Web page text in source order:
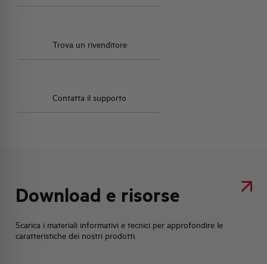
Trova un rivenditore
Contatta il supporto
Download e risorse
Scarica i materiali informativi e tecnici per approfondire le
caratteristiche dei nostri prodotti.